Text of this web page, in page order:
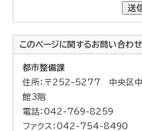
送
このページに関するお問い合わせ
都市整備課
住所：〒252-5277 中央区
館3階
電話：042-769-8259
ファクス：042-754-8490